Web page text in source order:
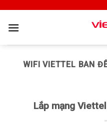
WIFI VIETTEL BAN
Lắp mạng